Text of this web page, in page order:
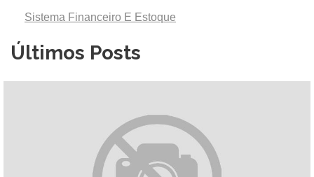
Sistema Financeiro E Estoque
Últimos Posts